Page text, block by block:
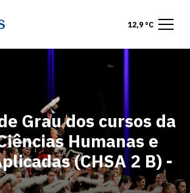
12,9 °C
Grau dos cursos da
Humanas e
(CHSA 2 B) -